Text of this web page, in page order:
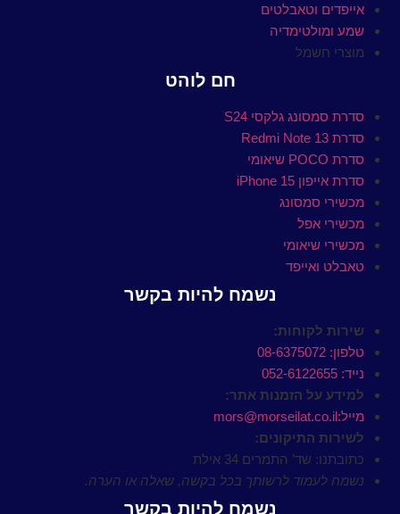
אייפדים וטאבלטים
שמע ומולטימדיה
מוצרי חשמל
חם לוהט
סדרת סמסונג גלקסי S24
סדרת Redmi Note 13
סדרת POCO שיאומי
סדרת אייפון 15 iPhone
מכשירי סמסונג
מכשירי אפל
מכשירי שיאומי
טאבלט ואייפד
נשמח להיות בקשר
שירות לקוחות:
טלפון: 08-6375072
נייד: 052-6122655
למידע על הזמנות אתר:
מייל:mors@morseilat.co.il
לשירות התיקונים:
כתובתנו: שד’ התמרים 34 אילת
נשמח לעמוד לרשותך בכל בקשה, שאלה או הערה.
נשמח להיות בקשר